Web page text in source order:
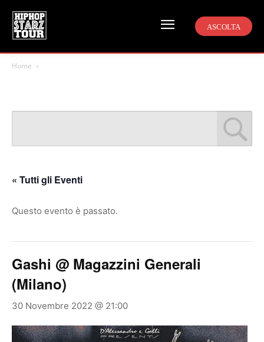
ASCOLTA
Home
« Tutti gli Eventi
Questo evento è passato.
Gashi @ Magazzini Generali
(Milano)
30 Novembre 2022 @ 21:00